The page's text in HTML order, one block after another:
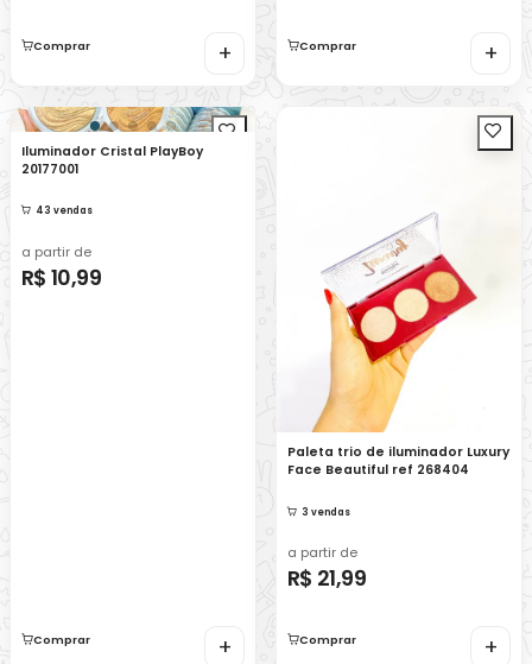
Comprar + Comprar +
Iluminador Cristal PlayBoy
20177001
43 vendas
a partir de
R$ 10,99
Comprar +
Paleta trio de iluminador Luxury
Face Beautiful ref 268404
3 vendas
a partir de
R$ 21,99
Comprar +